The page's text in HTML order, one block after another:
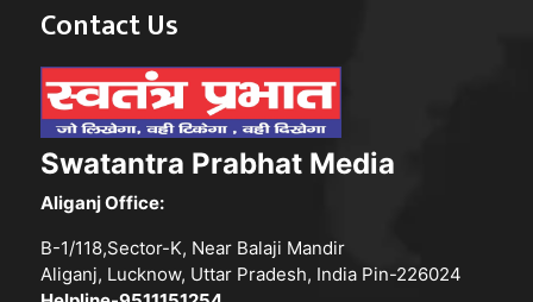
Contact Us
Swatantra Prabhat Media
Aliganj Office:
B-1/118,Sector-K, Near Balaji Mandir
Aliganj, Lucknow, Uttar Pradesh, India Pin-226024